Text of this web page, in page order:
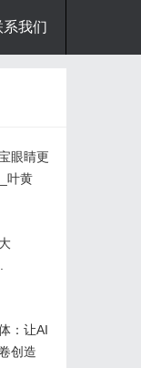
系我们
眼睛更
叶黄
：让AI
创造